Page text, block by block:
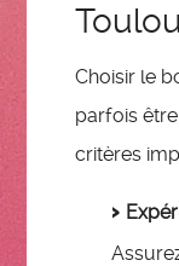
Choisir le
parfois
critères